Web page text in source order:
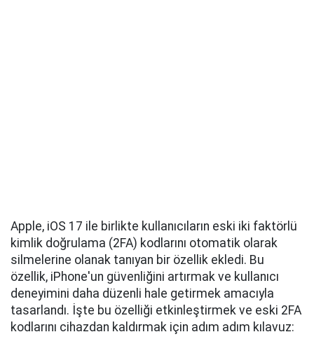
Apple, iOS 17 ile birlikte kullanıcıların eski iki faktörlü
kimlik doğrulama (2FA) kodlarını otomatik olarak
silmelerine olanak tanıyan bir özellik ekledi. Bu
özellik, iPhone'un güvenliğini artırmak ve kullanıcı
deneyimini daha düzenli hale getirmek amacıyla
tasarlandı. İşte bu özelliği etkinleştirmek ve eski 2FA
kodlarını cihazdan kaldırmak için adım adım kılavuz: